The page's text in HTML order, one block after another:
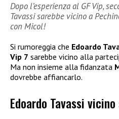
Dopo l’esperienza al GF Vip,
Tavassi sarebbe vicino a
con Micol!
Si rumoreggia che Edoardo
Vip 7 sarebbe vicino alla
Ma non insieme alla fidanzata
dovrebbe affiancarlo.
Edoardo Tavassi